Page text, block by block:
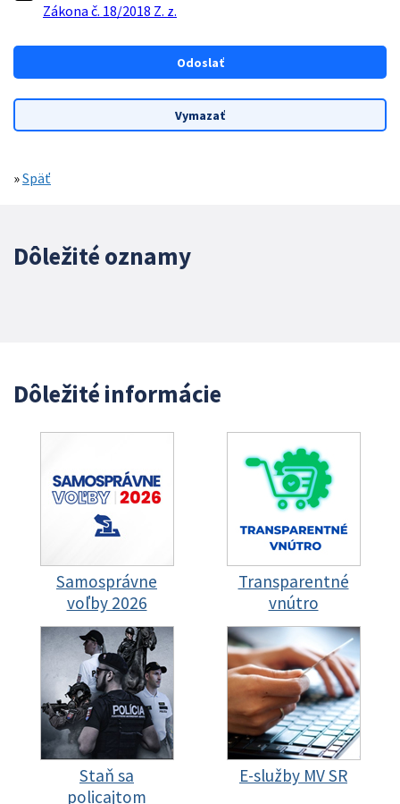
Zákona č. 18/2018 Z. z.
»Späť
Dôležité oznamy
Dôležité informácie
Samosprávne
voľby 2026
Transparentné
vnútro
Staň sa
policajtom
E-služby MV SR